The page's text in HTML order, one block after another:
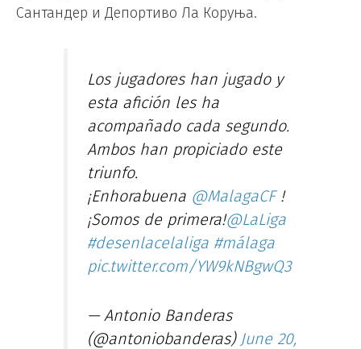
Сантандер и Депортиво Ла Коруња.
Los jugadores han jugado y
esta afición les ha
acompañado cada segundo.
Ambos han propiciado este
triunfo.
¡Enhorabuena @MalagaCF!
¡Somos de primera!@LaLiga
#desenlacelaliga #málaga
pic.twitter.com/YW9kNBgwQ3
— Antonio Banderas
(@antoniobanderas) June 20,